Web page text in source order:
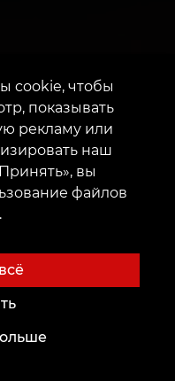
cookie, чтобы
показывать
рекламу или
наш
вы
файлов